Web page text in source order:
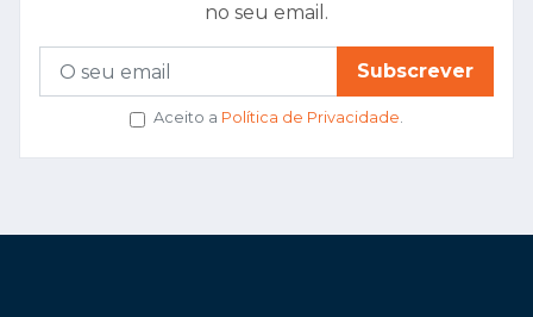
no seu email.
Subscrever
Aceito a Política de Privacidade.